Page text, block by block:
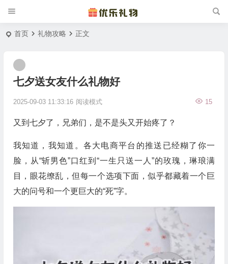
首页 礼物攻略 正文
七夕送女友什么礼物好
2025-09-03 11:33:16 15
阅读模式
又到七夕了，兄弟们，是不是头又开始疼了？
我知道，我知道。各大电商平台的推送已经糊了你一
脸，从“斩男色”口红到“一生只送一人”的玫瑰，琳琅满
目，眼花缭乱，但每一个选项下面，似乎都藏着一个巨
大的问号和一个更巨大的“死”字。